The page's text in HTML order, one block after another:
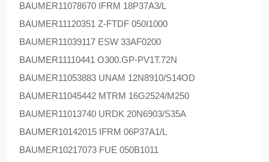
BAUMER11078670 IFRM 18P37A3/L
BAUMER11120351 Z-FTDF 050I1000
BAUMER11039117 ESW 33AF0200
BAUMER11110441 O300.GP-PV1T.72N
BAUMER11053883 UNAM 12N8910/S14OD
BAUMER11045442 MTRM 16G2524/M250
BAUMER11013740 URDK 20N6903/S35A
BAUMER10142015 IFRM 06P37A1/L
BAUMER10217073 FUE 050B1011